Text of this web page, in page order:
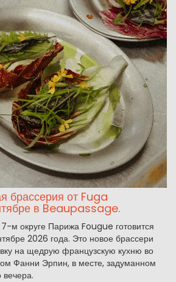
брассерия от Fuga
в Beaupassage.
м округе Парижа Fougue готовится
2026 года. Это новое брассери
на щедрую французскую кухню во
Фанни Эрпин, в месте, задуманном
вечера.